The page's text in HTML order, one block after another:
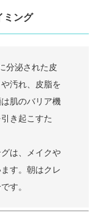
ミング
分泌された皮
汚れ、皮脂を
肌のバリア機
き起こすた
グは、メイクや
す。朝はクレ
す。